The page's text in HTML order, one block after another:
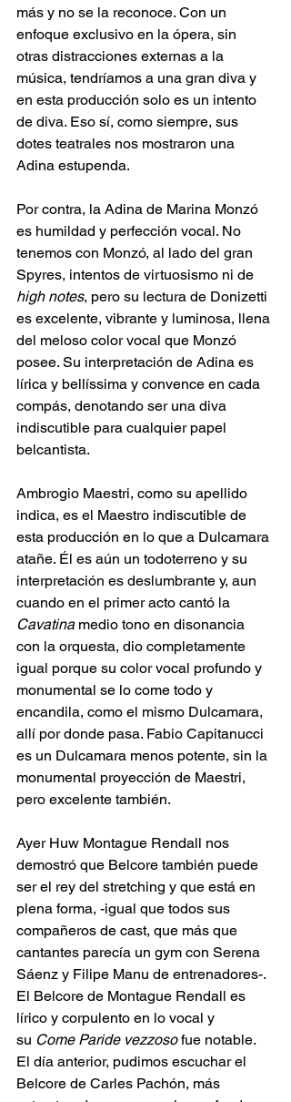
más y no se la reconoce. Con un
enfoque exclusivo en la ópera, sin
otras distracciones externas a la
música, tendríamos a una gran diva y
en esta producción solo es un intento
de diva. Eso sí, como siempre, sus
dotes teatrales nos mostraron una
Adina estupenda.
Por contra, la Adina de Marina Monzó
es humildad y perfección vocal. No
tenemos con Monzó, al lado del gran
Spyres, intentos de virtuosismo ni de
high notes, pero su lectura de Donizetti
es excelente, vibrante y luminosa, llena
del meloso color vocal que Monzó
posee. Su interpretación de Adina es
lírica y bellíssima y convence en cada
compás, denotando ser una diva
indiscutible para cualquier papel
belcantista.
Ambrogio Maestri, como su apellido
indica, es el Maestro indiscutible de
esta producción en lo que a Dulcamara
atañe. Él es aún un todoterreno y su
interpretación es deslumbrante y, aun
cuando en el primer acto cantó la
Cavatina medio tono en disonancia
con la orquesta, dio completamente
igual porque su color vocal profundo y
monumental se lo come todo y
encandila, como el mismo Dulcamara,
allí por donde pasa. Fabio Capitanucci
es un Dulcamara menos potente, sin la
monumental proyección de Maestri,
pero excelente también.
Ayer Huw Montague Rendall nos
demostró que Belcore también puede
ser el rey del stretching y que está en
plena forma, -igual que todos sus
compañeros de cast, que más que
cantantes parecía un gym con Serena
Sáenz y Filipe Manu de entrenadores-.
El Belcore de Montague Rendall es
lírico y corpulento en lo vocal y
su Come Paride vezzoso fue notable.
El día anterior, pudimos escuchar el
Belcore de Carles Pachón, más